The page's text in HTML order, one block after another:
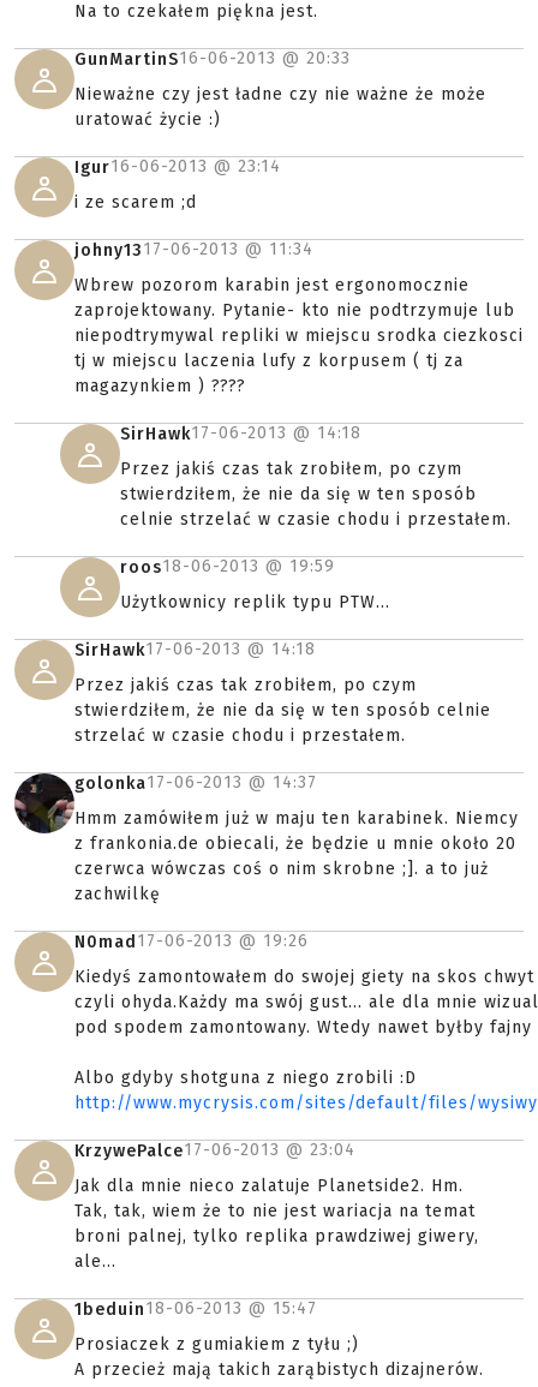
Na to czekałem piękna jest.
GunMartinS16-06-2013 @ 20:33
Nieważne czy jest ładne czy nie ważne że może
uratować życie :)
Igur16-06-2013 @ 23:14
i ze scarem ;d
johny1317-06-2013 @ 11:34
Wbrew pozorom karabin jest ergonomocznie
zaprojektowany. Pytanie- kto nie podtrzymuje lub
niepodtrymywal repliki w miejscu srodka ciezkosci
tj w miejscu laczenia lufy z korpusem ( tj za
magazynkiem ) ????
SirHawk17-06-2013 @ 14:18
Przez jakiś czas tak zrobiłem, po czym
stwierdziłem, że nie da się w ten sposób
celnie strzelać w czasie chodu i przestałem.
roos18-06-2013 @ 19:59
Użytkownicy replik typu PTW...
SirHawk17-06-2013 @ 14:18
Przez jakiś czas tak zrobiłem, po czym
stwierdziłem, że nie da się w ten sposób celnie
strzelać w czasie chodu i przestałem.
golonka17-06-2013 @ 14:37
Hmm zamówiłem już w maju ten karabinek. Niemcy
z frankonia.de obiecali, że będzie u mnie około 20
czerwca wówczas coś o nim skrobne ;]. a to już
zachwilkę
N0mad 17-06-2013 @ 19:26
Kiedyś zamontowałem do swojej giety na skos
czyli ohyda.Każdy ma swój gust... ale dla mnie
pod spodem zamontowany. Wtedy nawet byłby
Albo gdyby shotguna z niego zrobili :D
http://www.mycrysis.com/sites/default/files/
KrzywePalce17-06-2013 @ 23:04
Jak dla mnie nieco zalatuje Planetside2. Hm.
Tak, tak, wiem że to nie jest wariacja na temat
broni palnej, tylko replika prawdziwej giwery,
ale...
1beduin18-06-2013 @ 15:47
Prosiaczek z gumiakiem z tyłu ;)
A przecież mają takich zarąbistych dizajnerów.